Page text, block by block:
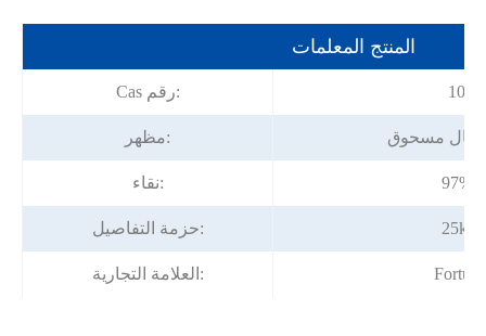
المنتج المعلمات
Cas رقم: 105-
مظهر: مسحوق
نقاء:
حزمة التفاصيل:
العلامة التجارية: